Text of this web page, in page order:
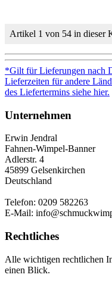
Artikel 1 von 54 in dieser
*Gilt für Lieferungen nach
Lieferzeiten für andere
des Liefertermins siehe hier.
Unternehmen
Erwin Jendral
Fahnen-Wimpel-Banner
Adlerstr. 4
45899 Gelsenkirchen
Deutschland
Telefon: 0209 582263
E-Mail:
Rechtliches
Alle wichtigen rechtlichen
einen Blick.